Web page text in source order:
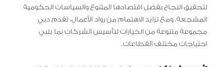
لتحقيق النجاح بفضل اقتصادها المتنوع والسياسات الحكومية
المشجعة. ومع تزايد الاهتمام من رواد الأعمال، تقدم دبي
مجموعة متنوعة من الخيارات لتأسيس الشركات بما يلبي
احتياجات مختلف القطاعات.